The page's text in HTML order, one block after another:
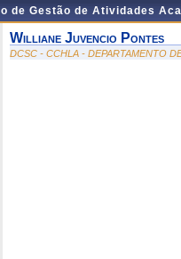
de Gestão de Atividades
Williane Juvencio Pontes
DCSC - CCHLA - DEPARTAMENTO